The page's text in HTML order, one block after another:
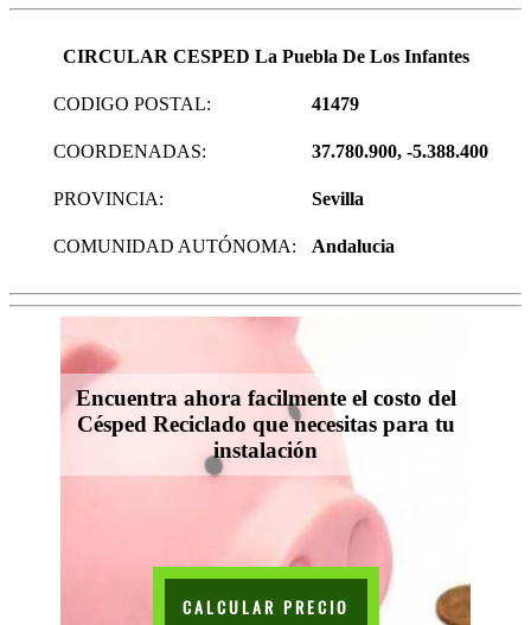
CIRCULAR CESPED La Puebla De Los Infantes
CODIGO POSTAL: 41479
COORDENADAS: 37.780.900, -5.388.400
PROVINCIA: Sevilla
COMUNIDAD AUTÓNOMA: Andalucia
Encuentra ahora facilmente el costo del
Césped Reciclado que necesitas para tu
instalación
CALCULAR PRECIO